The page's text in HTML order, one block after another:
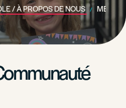
/ À PROPOS DE NOUS